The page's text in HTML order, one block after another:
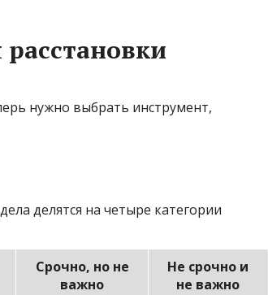
нужно выбрать инструмент,
делятся на четыре категории
Срочно, но не
важно
Не срочно и
не важно